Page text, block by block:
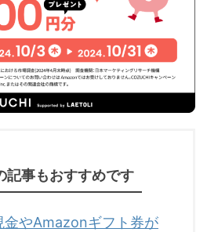
記事もおすすめです
金やAmazonギフト券が